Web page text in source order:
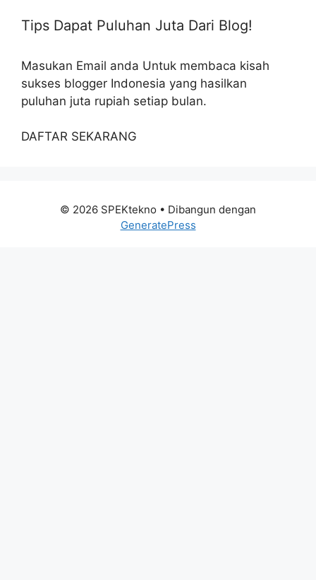
Tips Dapat Puluhan Juta Dari Blog!
Masukan Email anda Untuk membaca kisah
sukses blogger Indonesia yang hasilkan
puluhan juta rupiah setiap bulan.
DAFTAR SEKARANG
© 2026 SPEKtekno • Dibangun dengan
GeneratePress